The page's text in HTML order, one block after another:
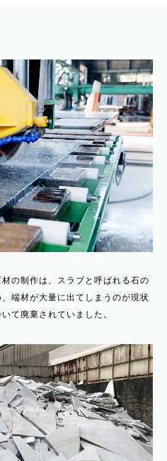
の制作は、スラブと呼ばれる石の
端材が大量に出てしまうのが現状
て廃棄されていました。